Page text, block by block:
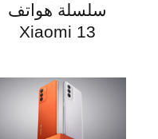
سلسلة هواتف
Xiaomi 13